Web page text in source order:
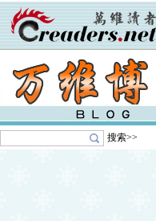
搜索>>